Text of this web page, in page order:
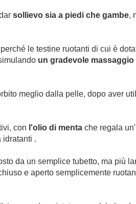
sollievo sia a piedi che gambe,
le testine ruotanti di cui è
un gradevole massaggio
meglio dalla pelle, dopo aver
con l'olio di mentache regala
.
da un semplice tubetto, ma più
e aperto semplicemente